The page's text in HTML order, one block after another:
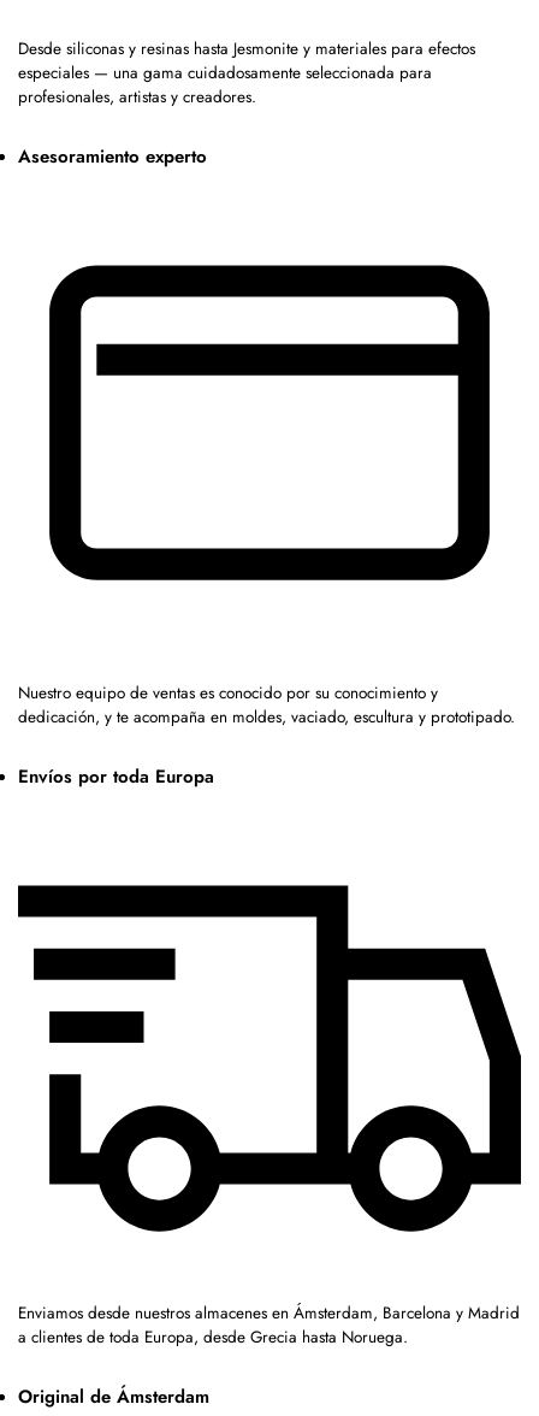
Desde siliconas y resinas hasta Jesmonite y materiales para efectos
especiales — una gama cuidadosamente seleccionada para
profesionales, artistas y creadores.
Asesoramiento experto
Nuestro equipo de ventas es conocido por su conocimiento y
dedicación, y te acompaña en moldes, vaciado, escultura y prototipado.
Envíos por toda Europa
Enviamos desde nuestros almacenes en Ámsterdam, Barcelona y Madrid
a clientes de toda Europa, desde Grecia hasta Noruega.
Original de Ámsterdam